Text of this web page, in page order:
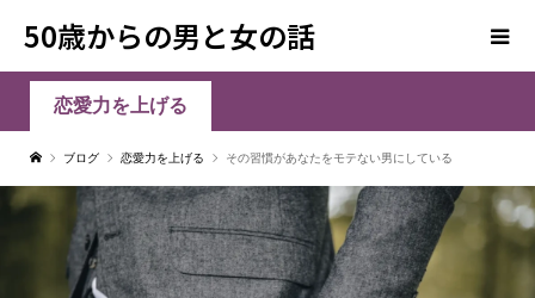
50歳からの男と女の話
恋愛力を上げる
ブログ 恋愛力を上げる その習慣があなたをモテない男にしている